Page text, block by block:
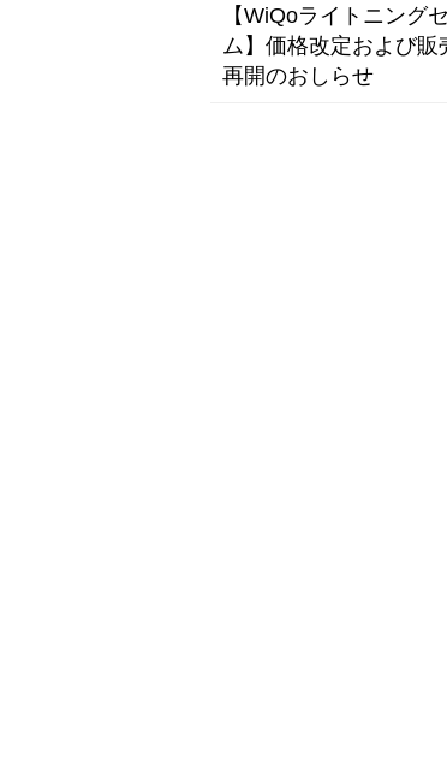
【WiQoライトニング
ム】価格改定および販
再開のおしらせ